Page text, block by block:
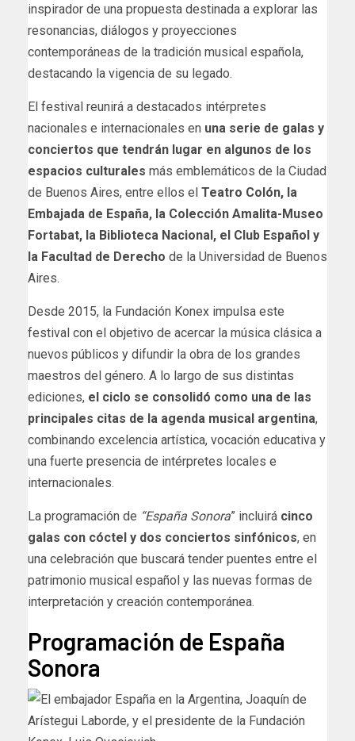
inspirador de una propuesta destinada a explorar las
resonancias, diálogos y proyecciones
contemporáneas de la tradición musical española,
destacando la vigencia de su legado.
El festival reunirá a destacados intérpretes
nacionales e internacionales en una serie de galas y
conciertos que tendrán lugar en algunos de los
espacios culturales más emblemáticos de la Ciudad
de Buenos Aires, entre ellos el Teatro Colón, la
Embajada de España, la Colección Amalita-Museo
Fortabat, la Biblioteca Nacional, el Club Español y
la Facultad de Derecho de la Universidad de Buenos
Aires.
Desde 2015, la Fundación Konex impulsa este
festival con el objetivo de acercar la música clásica a
nuevos públicos y difundir la obra de los grandes
maestros del género. A lo largo de sus distintas
ediciones, el ciclo se consolidó como una de las
principales citas de la agenda musical argentina,
combinando excelencia artística, vocación educativa y
una fuerte presencia de intérpretes locales e
internacionales.
La programación de “España Sonora” incluirá cinco
galas con cóctel y dos conciertos sinfónicos, en
una celebración que buscará tender puentes entre el
patrimonio musical español y las nuevas formas de
interpretación y creación contemporánea.
Programación de España
Sonora